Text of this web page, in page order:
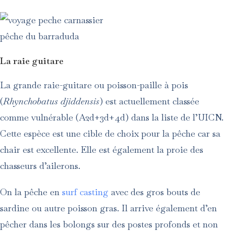
pêche du barraduda
La raie guitare
La grande raie-guitare ou poisson-paille à pois
(Rhynchobatus djiddensis) est actuellement classée
comme vulnérable (A2d+3d+4d) dans la liste de l’UICN.
Cette espèce est une cible de choix pour la pêche car sa
chair est excellente. Elle est également la proie des
chasseurs d’ailerons.
On la pêche en surf casting avec des gros bouts de
sardine ou autre poisson gras. Il arrive également d’en
pêcher dans les bolongs sur des postes profonds et non